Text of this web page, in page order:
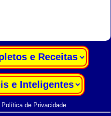
Política de Privacidade